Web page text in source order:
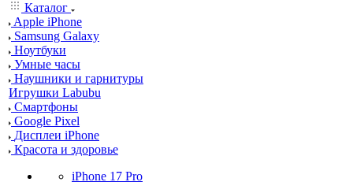
Каталог
Apple iPhone
Samsung Galaxy
Ноутбуки
Умные часы
Наушники и гарнитуры
Игрушки Labubu
Смартфоны
Google Pixel
Дисплеи iPhone
Красота и здоровье
iPhone 17 Pro